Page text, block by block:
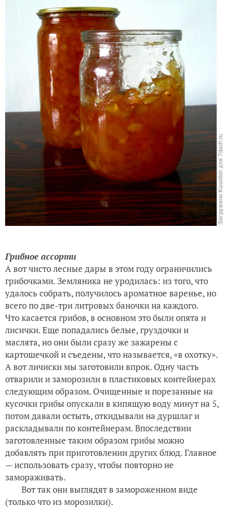
Грибное ассорти
А вот чисто лесные дары в этом году ограничились
грибочками. Земляника не уродилась: из того, что
удалось собрать, получилось ароматное варенье, но
всего по две-три литровых баночки на каждого.
Что касается грибов, в основном это были опята и
лисички. Еще попадались белые, груздочки и
маслята, но они были сразу же зажарены с
картошечкой и съедены, что называется, «в охотку».
А вот личиски мы заготовили впрок. Одну часть
отварили и заморозили в пластиковых контейнерах
следующим образом. Очищенные и порезанные на
кусочки грибы опускали в кипящую воду минут на 5,
потом давали остыть, откидывали на дуршлаг и
раскладывали по контейнерам. Впоследствии
заготовленные таким образом грибы можно
добавлять при приготовлении других блюд. Главное
— использовать сразу, чтобы повторно не
замораживать.
Вот так они выглядят в замороженном виде
(только что из морозилки).